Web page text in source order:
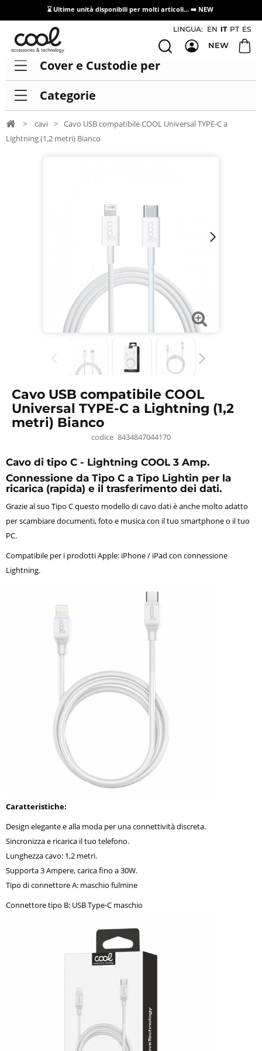
⌛ Ultime unità disponibili per molti articoli... ➡️ NEW
Accesso/registrazione distributori
LINGUA: EN IT PT ES
NEW
Cover e Custodie per
Categorie
> cavi > Cavo USB compatibile COOL Universal TYPE-C a
Lightning (1,2 metri) Bianco
Cavo USB compatibile COOL
Universal TYPE-C a Lightning (1,2
metri) Bianco
codice 8434847044170
Cavo di tipo C - Lightning COOL 3 Amp.
Connessione da Tipo C a Tipo Lightin per la
ricarica (rapida) e il trasferimento dei dati.
Grazie al suo Tipo C questo modello di cavo dati è anche molto adatto
per scambiare documenti, foto e musica con il tuo smartphone o il tuo
PC.
Compatibile per i prodotti Apple: iPhone / iPad con connessione
Lightning.
Caratteristiche:
Design elegante e alla moda per una connettività discreta.
Sincronizza e ricarica il tuo telefono.
Lunghezza cavo: 1,2 metri.
Supporta 3 Ampere, carica fino a 30W.
Tipo di connettore A: maschio fulmine
Connettore tipo B: USB Type-C maschio